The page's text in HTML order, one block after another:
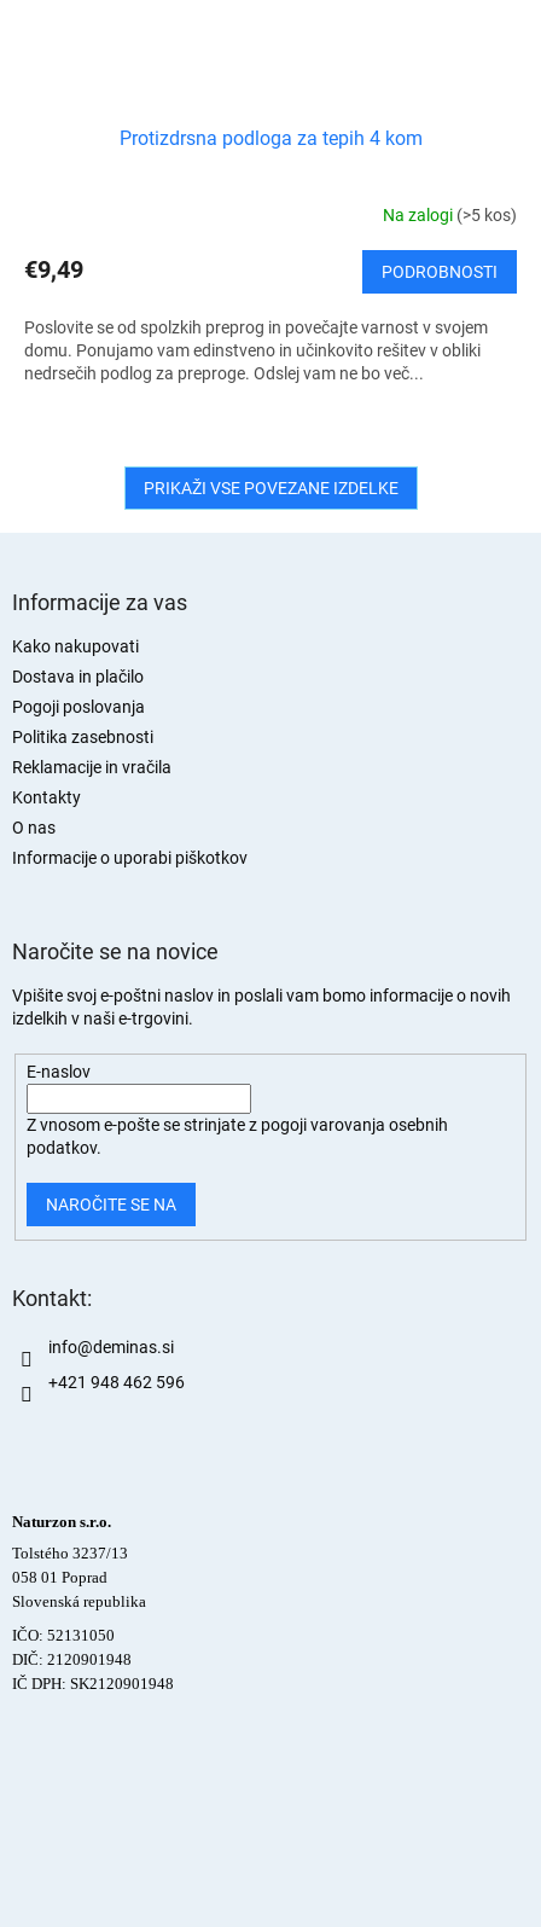
Protizdrsna podloga za tepih 4 kom
Na zalogi (>5 kos)
€9,49 PODROBNOSTI
Poslovite se od spolzkih preprog in povečajte varnost v svojem
domu. Ponujamo vam edinstveno in učinkovito rešitev v obliki
nedrsečih podlog za preproge. Odslej vam ne bo več...
PRIKAŽI VSE POVEZANE IZDELKE
Informacije za vas
Kako nakupovati
Dostava in plačilo
Pogoji poslovanja
Politika zasebnosti
Reklamacije in vračila
Kontakty
O nas
Informacije o uporabi piškotkov
Naročite se na novice
Vpišite svoj e-poštni naslov in poslali vam bomo informacije o novih
izdelkih v naši e-trgovini.
E-naslov
Z vnosom e-pošte se strinjate z pogoji varovanja osebnih
podatkov.
NAROČITE SE NA
Kontakt:
info@deminas.si
+421 948 462 596
Naturzon s.r.o.
Tolstého 3237/13
058 01 Poprad
Slovenská republika
IČO: 52131050
DIČ: 2120901948
IČ DPH: SK2120901948